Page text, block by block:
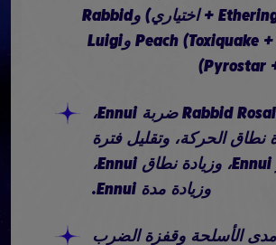
Rosalina (Ethering + اختياري) وRabbid
Peach (Toxiquake + Starburst) وLuigi
(Pyrostar
لدى Rabbid Rosalina ضربة Ennui،
نطاق الحركة، وتقليل فترة
انتظار Ennui، وزيادة نطاق Ennui،
وزيادة مدة Ennui.
زاد Mario مدى الأسلحة وقفزة الضرب